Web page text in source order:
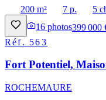
200 m²
7 p. 5
16 photos399 000
Réf. 563
Fort Potentiel,
ROCHEMAURE